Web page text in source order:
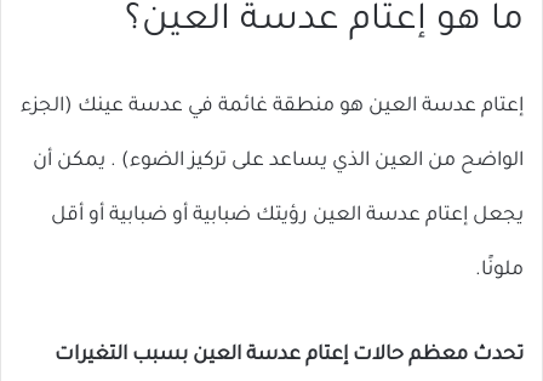
ما هو إعتام عدسة العين؟
إعتام عدسة العين هو منطقة غائمة في عدسة عينك (الجزء
الواضح من العين الذي يساعد على تركيز الضوء) . يمكن أن
يجعل إعتام عدسة العين رؤيتك ضبابية أو ضبابية أو أقل
ملونًا.
تحدث معظم حالات إعتام عدسة العين بسبب التغيرات